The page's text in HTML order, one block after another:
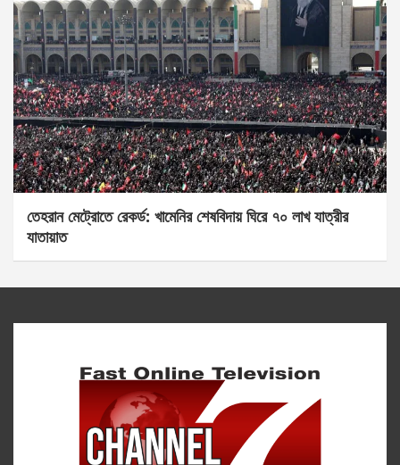
তেহরান মেট্রোতে রেকর্ড: খামেনির শেষবিদায় ঘিরে ৭০ লাখ যাত্রীর
যাতায়াত